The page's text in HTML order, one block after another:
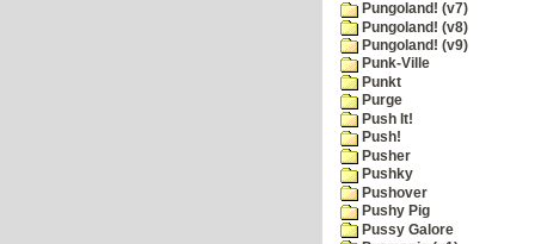
Pungoland! (v7)
Pungoland! (v8)
Pungoland! (v9)
Punk-Ville
Punkt
Purge
Push It!
Push!
Pusher
Pushky
Pushover
Pushy Pig
Pussy Galore